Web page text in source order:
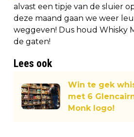
alvast een tipje van de sluier
deze maand gaan we weer
weggeven! Dus houd Whisky
de gaten!
Lees ook
Win te gek
met 6
Monk logo!